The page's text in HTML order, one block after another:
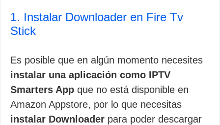
1. Instalar Downloader en Fire Tv
Stick
Es posible que en algún momento necesites
instalar una aplicación como IPTV
Smarters App que no está disponible en
Amazon Appstore, por lo que necesitas
instalar Downloader para poder descargar